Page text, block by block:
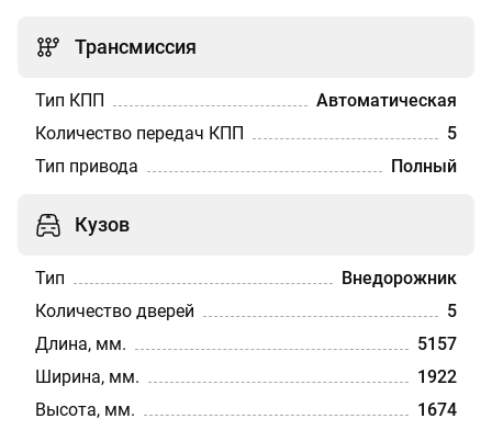
Трансмиссия
Тип КПП
Автоматическая
Количество передач КПП
5
Тип привода
Полный
Кузов
Тип
Внедорожник
Количество дверей
5
Длина, мм.
5157
Ширина, мм.
1922
Высота, мм.
1674